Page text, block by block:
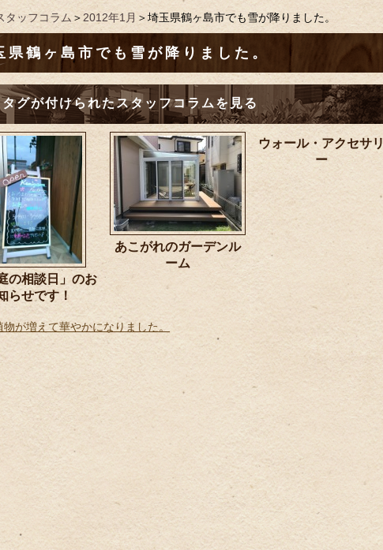
タッフコラム ＞2012年1月 ＞埼玉県鶴ヶ島市でも雪が降りました。
県鶴ヶ島市でも雪が降りました。
タグが付けられたスタッフコラムを見る
の相談日」のお
らせです！
あこがれのガーデンル
ーム
ウォール・アクセサリ
ー
が増えて華やかになりました。